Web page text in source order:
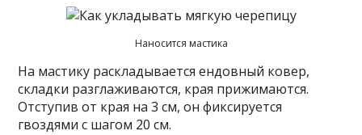
Наносится мастика
На мастику раскладывается ендовный ковер,
складки разглаживаются, края прижимаются.
Отступив от края на 3 см, он фиксируется
гвоздями с шагом 20 см.